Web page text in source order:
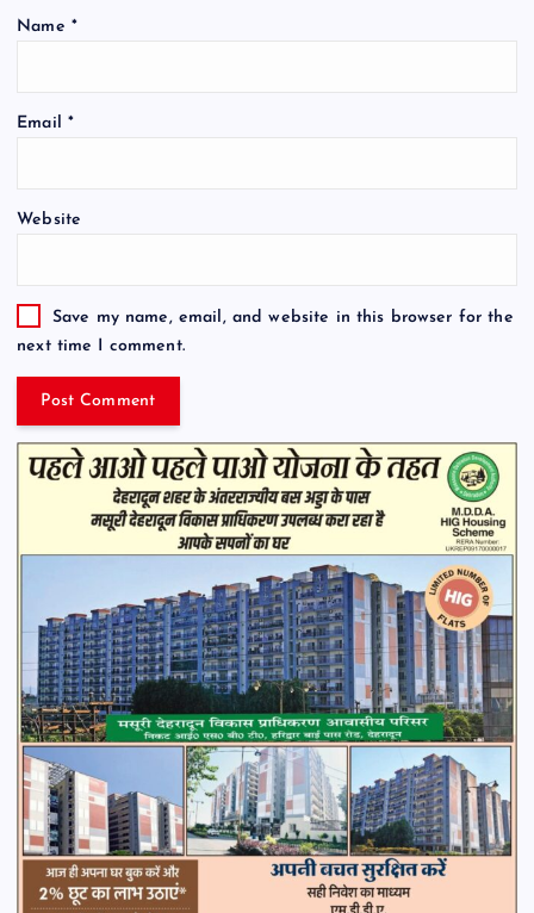
Name *
Email *
Website
Save my name, email, and website in this browser for the
next time I comment.